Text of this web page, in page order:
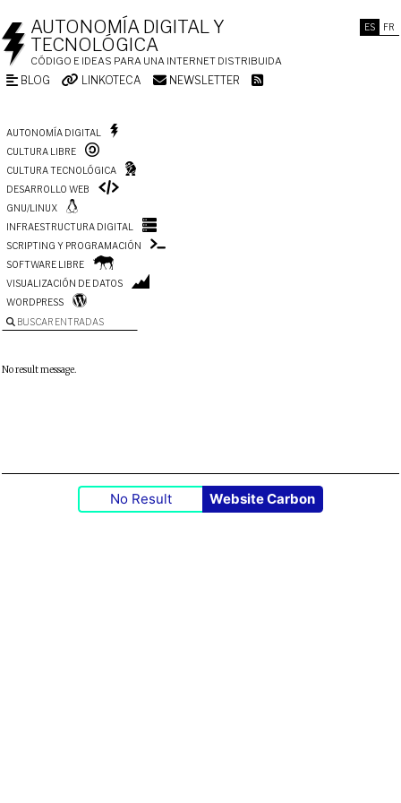
ES FR
AUTONOMÍA DIGITAL Y
TECNOLÓGICA
CÓDIGO E IDEAS PARA UNA INTERNET DISTRIBUIDA
BLOG LINKOTECA NEWSLETTER
AUTONOMÍA DIGITAL
CULTURA LIBRE
CULTURA TECNOLÓGICA
DESARROLLO WEB
GNU/LINUX
INFRAESTRUCTURA DIGITAL
SCRIPTING Y PROGRAMACIÓN
SOFTWARE LIBRE
VISUALIZACIÓN DE DATOS
WORDPRESS
BUSCAR ENTRADAS
No result message.
No Result Website Carbon